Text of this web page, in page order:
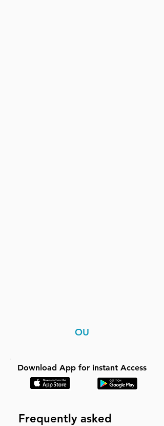
OU
Download App for instant Access
Frequently asked